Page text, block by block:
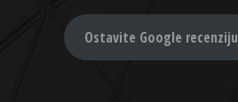
Ostavite Google recenziju